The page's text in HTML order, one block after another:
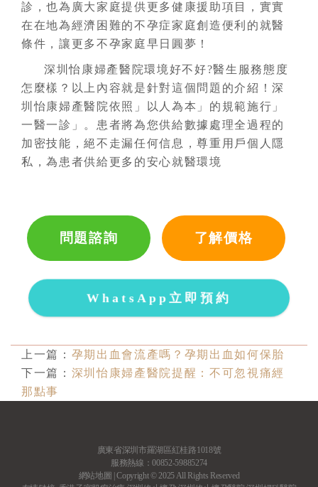
診，也為廣大家庭提供更多健康援助項目，實實
在在地為經濟困難的不孕症家庭創造便利的就醫
條件，讓更多不孕家庭早日圓夢！
深圳怡康婦產醫院環境好不好?醫生服務態度
怎麼樣？以上內容就是針對這個問題的介紹！深
圳怡康婦產醫院依照」以人為本」的規範施行」
一醫一診」。患者將為您供給數據處理全過程的
加密技能，絕不走漏任何信息，尊重用戶個人隱
私，為患者供給更多的安心就醫環境
問題諮詢 了解價格
WhatsApp立即預約
上一篇： 孕期出血會流產嗎？孕期出血如何保胎
下一篇： 深圳怡康婦產醫院提醒：不可忽視痛經
那點事
廣東省深圳市羅湖區紅桂路1018號
服務熱線：00852-59885274
網站地圖 | Copyright © 2025 All Rights Reserved